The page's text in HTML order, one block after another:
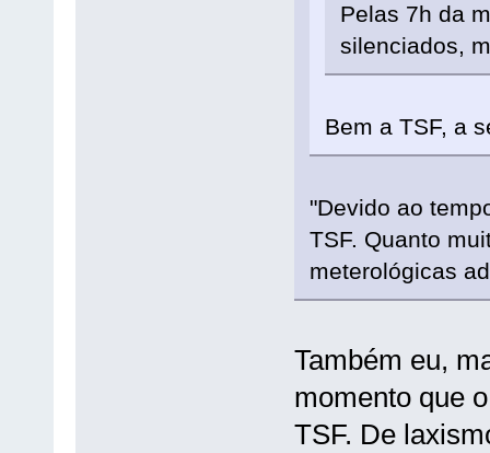
Pelas 7h da
silenciados,
Bem a TSF, a
"Devido ao
TSF. Quanto
meterológicas
Também eu,
momento que
TSF. De